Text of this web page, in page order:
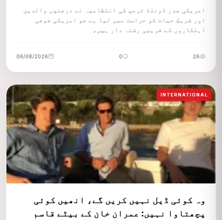
امریکی صدر ڈونلڈ ٹرمپ کی انتظامیہ نے درجنوں والدین
اور شریکِ حیات کو حراست میں لیا ہے جو امریکی فوجی
اہلکاروں کے قریبی رشتہ دار ہیں،
26
0
06/08/2026
INTERNATIONAL
وہ کوئی ڈیل نہیں کریں گے، انھیں کوئی
پچھتاوا نہیں: عمران خان کے بیٹے قاسم